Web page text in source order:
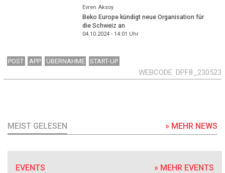
Evren Aksoy
Beko Europe kündigt neue Organisation für
die Schweiz an
04.10.2024 - 14:01 Uhr
POST APP ÜBERNAHME START-UP
WEBCODE DPF8_230523
MEIST GELESEN » MEHR NEWS
EVENTS » MEHR EVENTS